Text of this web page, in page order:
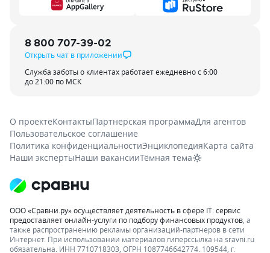
8 800 707-39-02
Открыть чат в приложении
Служба заботы о клиентах работает ежедневно с 6:00
до 21:00 по МСК
О проектеКонтактыПартнерская программаДля агентов
Пользовательское соглашение
Политика конфиденциальностиЭнциклопедияКарта сайта
Наши экспертыНаши вакансииТёмная тема
ООО «Сравни.ру» осуществляет деятельность в сфере IT: сервис
предоставляет онлайн-услуги по подбору финансовых продуктов, а
также распространению рекламы организаций-партнеров в сети
Интернет. При использовании материалов гиперссылка на sravni.ru
обязательна. ИНН 7710718303, ОГРН 1087746642774. 109544, г.